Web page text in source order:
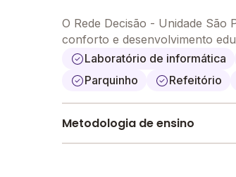
O Rede Decisão - Unidade
conforto e desenvolvimento
Laboratório de informática
Parquinho
Refeitório
Metodologia de ensino